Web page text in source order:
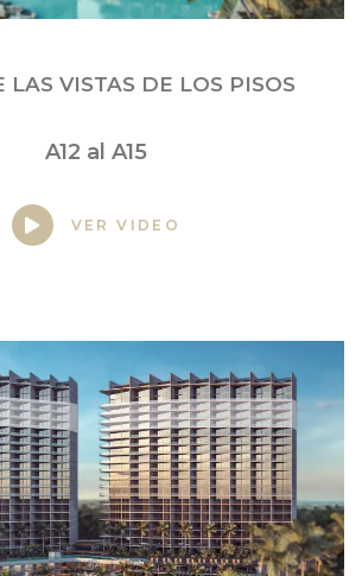
LAS VISTAS DE LOS PISOS
A12 al A15
VER VIDEO